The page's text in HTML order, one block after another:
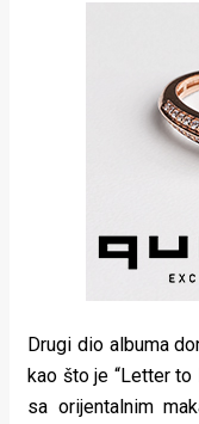
Drugi dio albuma
kao što je “Letter to
sa orijentalnim